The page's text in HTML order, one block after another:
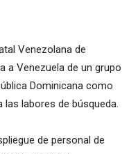
Venezolana de
a Venezuela de un grupo
Dominicana como
las labores de búsqueda.
de personal de